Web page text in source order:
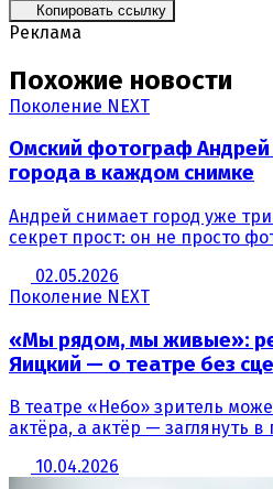
Копировать ссылку
Реклама
Похожие новости
Поколение NEXT
Омский фотограф
города в каждом снимке
Андрей снимает город уже
секрет прост: он не просто
02.05.2026
Поколение NEXT
«Мы рядом, мы живые»:
Яицкий — о театре без
В театре «Небо» зритель
актёра, а актёр — заглянуть в
10.04.2026